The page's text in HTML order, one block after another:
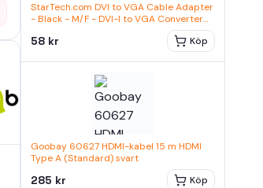
StarTech.com DVI to VGA Cable Adapter
- Black - M/F - DVI-I to VGA Converter
Adapter (DVIVGAMFBK) VGA-adapter
svart
58 kr Köp
Goobay 60627 HDMI-kabel 15 m HDMI
Type A (Standard) svart
285 kr Köp